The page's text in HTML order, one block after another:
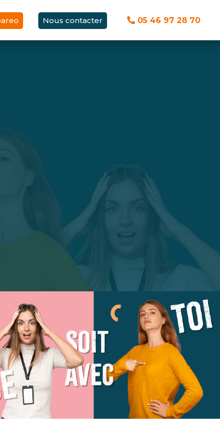
Nous contacter  05 46 97 28 70